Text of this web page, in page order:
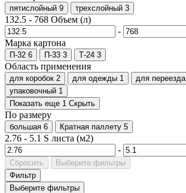
пятислойный 9 трехслойный 3
132.5 - 768 Объем (л)
-
Марка картона
П-32 6 П-33 3 Т-24 3
Область применения
для коробок 2 для одежды 1 для переезда
упаковочный 1
Показать еще 1 Скрыть
По размеру
большая 6 Кратная паллету 5
2.76 - 5.1 S листа (м2)
-
Сбросить
Выберите фильтры
Фильтр
Выберите фильтры